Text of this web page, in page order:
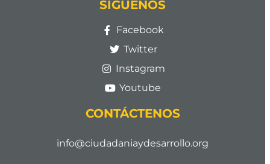
SÍGUENOS
Facebook
Twitter
Instagram
Youtube
CONTÁCTENOS
info@ciudadaniaydesarrollo.org